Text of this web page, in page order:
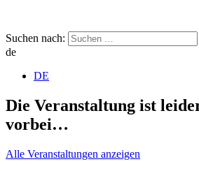
Suchen nach:
de
DE
Die Veranstaltung ist
vorbei…
Alle Veranstaltungen anzeigen